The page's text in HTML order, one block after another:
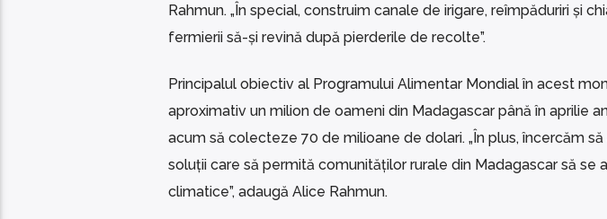
Rahmun. „În special, construim canale de irigare, reîmpăduriri și
fermierii să-și revină după pierderile de recolte”.
Principalul obiectiv al Programului Alimentar Mondial în acest
aproximativ un milion de oameni din Madagascar până în aprilie
acum să colecteze 70 de milioane de dolari. „În plus, încercăm
soluții care să permită comunităților rurale din Madagascar să
climatice”, adaugă Alice Rahmun.